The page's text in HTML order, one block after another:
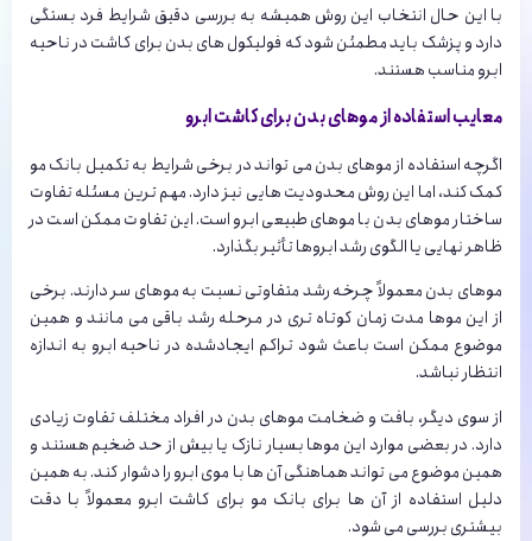
با این حال انتخاب این روش همیشه به بررسی دقیق شرایط فرد بستگی
دارد و پزشک باید مطمئن شود که فولیکول های بدن برای کاشت در ناحیه
ابرو مناسب هستند.
معایب استفاده از موهای بدن برای کاشت ابرو
اگرچه استفاده از موهای بدن می تواند در برخی شرایط به تکمیل بانک مو
کمک کند، اما این روش محدودیت هایی نیز دارد. مهم ترین مسئله تفاوت
ساختار موهای بدن با موهای طبیعی ابرو است. این تفاوت ممکن است در
ظاهر نهایی یا الگوی رشد ابروها تأثیر بگذارد.
موهای بدن معمولاً چرخه رشد متفاوتی نسبت به موهای سر دارند. برخی
از این موها مدت زمان کوتاه تری در مرحله رشد باقی می مانند و همین
موضوع ممکن است باعث شود تراکم ایجادشده در ناحیه ابرو به اندازه
انتظار نباشد.
از سوی دیگر، بافت و ضخامت موهای بدن در افراد مختلف تفاوت زیادی
دارد. در بعضی موارد این موها بسیار نازک یا بیش از حد ضخیم هستند و
همین موضوع می تواند هماهنگی آن ها با موی ابرو را دشوار کند. به همین
دلیل استفاده از آن ها برای بانک مو برای کاشت ابرو معمولاً با دقت
بیشتری بررسی می شود.